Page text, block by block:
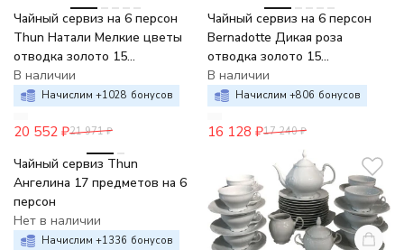
Чайный сервиз на 6 персон
Thun Натали Мелкие цветы
отводка золото 15
предметов
В наличии
Начислим +1028 бонусов
20 552 ₽21 971 ₽
Чайный сервиз на 6 персон
Bernadotte Дикая роза
отводка золото 15
предметов
В наличии
Начислим +806 бонусов
16 128 ₽17 240 ₽
Чайный сервиз Thun
Ангелина 17 предметов на 6
персон
Нет в наличии
Начислим +1336 бонусов